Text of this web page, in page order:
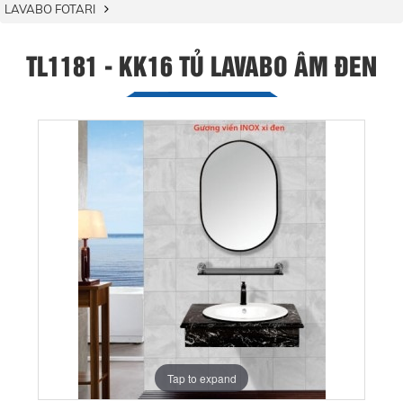
LAVABO FOTARI
TL1181 - KK16 TỦ LAVABO ÂM ĐEN
Tap to expand